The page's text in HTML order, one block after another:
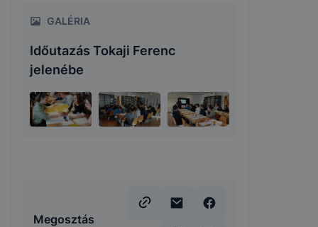
GALÉRIA
Időutazás Tokaji Ferenc
jelenébe
Megosztás